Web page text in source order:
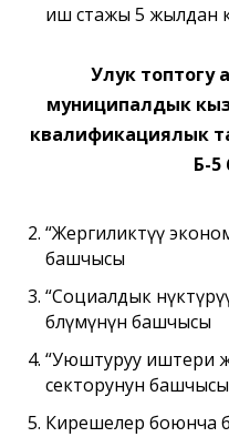
иш стажы 5 жылдан
Улук топтогу
муниципалдык
квалификациялык
Б-5
“Жергиликтүү
башчысы
“Социалдык
бөлүмүнүн башчысы
“Уюштуруу иштери
секторунун башчысы
Кирешелер боюнча